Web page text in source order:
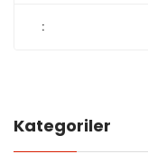
:
Kategoriler